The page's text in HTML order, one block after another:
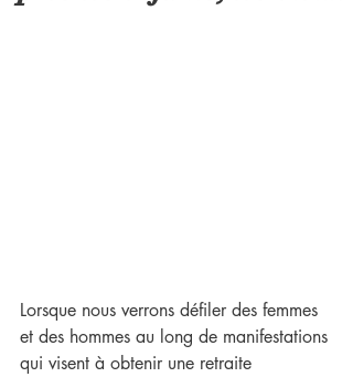
Lorsque nous verrons défiler des femmes
et des hommes au long de manifestations
qui visent à obtenir une retraite